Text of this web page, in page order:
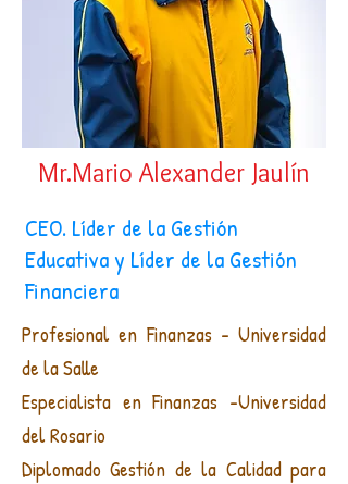
Mr.Mario Alexander Jaulín
CEO. Líder de la Gestión
Educativa y Líder de la Gestión
Financiera
Profesional en Finanzas - Universidad
de la Salle
Especialista en Finanzas -Universidad
del Rosario
Diplomado Gestión de la Calidad para